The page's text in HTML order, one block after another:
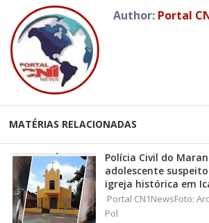
Author: Portal
MATÉRIAS RELACIONADAS
Polícia Civil do
adolescente
igreja histórica em
Portal CN1NewsFoto:
Pol